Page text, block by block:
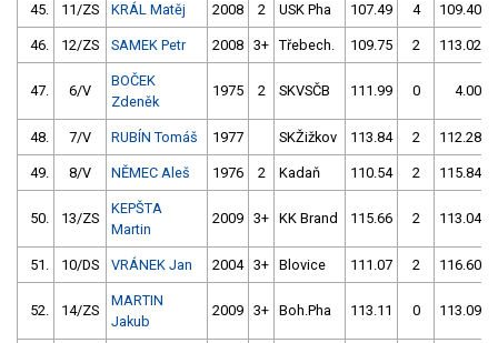
45. 11/ZS KRÁL Matěj 2008 2 USK Pha 107.49 4 109.40
46. 12/ZS SAMEK Petr 2008 3+ Třebech. 109.75 2 113.02
47. 6/V
BOČEK
Zdeněk
1975 2 SKVSČB 111.99 0 4.00
48. 7/V RUBÍN Tomáš 1977 SKŽižkov 113.84 2 112.28
49. 8/V NĚMEC Aleš 1976 2 Kadaň 110.54 2 115.84
50. 13/ZS
KEPŠTA
Martin
2009 3+ KK Brand 115.66 2 113.04
51. 10/DS VRÁNEK Jan 2004 3+ Blovice 111.07 2 116.60
52. 14/ZS
MARTIN
Jakub
2009 3+ Boh.Pha 113.11 0 113.09